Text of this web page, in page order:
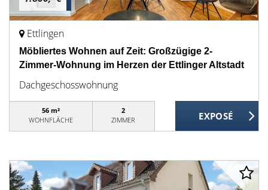
Ettlingen
Möbliertes Wohnen auf Zeit: Großzügige 2-
Zimmer-Wohnung im Herzen der Ettlinger Altstadt
Dachgeschosswohnung
56 m²
WOHNFLÄCHE
2
ZIMMER